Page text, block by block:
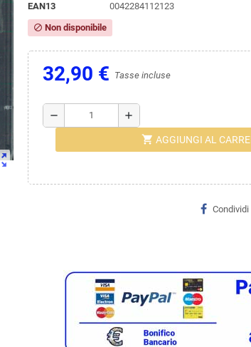
EAN13
0042284112123
block Non disponibile
32,90 € Tasse incluse
remove add
shopping_cart AGGIUNGI AL
Condividi